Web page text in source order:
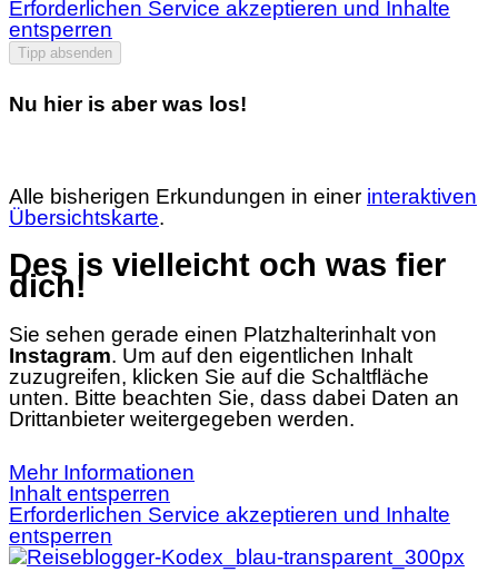
Erforderlichen Service akzeptieren und Inhalte
entsperren
Tipp absenden
Nu hier is aber was los!
Alle bisherigen Erkundungen in einer interaktiven
Übersichtskarte.
Des is vielleicht och was fier
dich!
Sie sehen gerade einen Platzhalterinhalt von
Instagram. Um auf den eigentlichen Inhalt
zuzugreifen, klicken Sie auf die Schaltfläche
unten. Bitte beachten Sie, dass dabei Daten an
Drittanbieter weitergegeben werden.
Mehr Informationen
Inhalt entsperren
Erforderlichen Service akzeptieren und Inhalte
entsperren